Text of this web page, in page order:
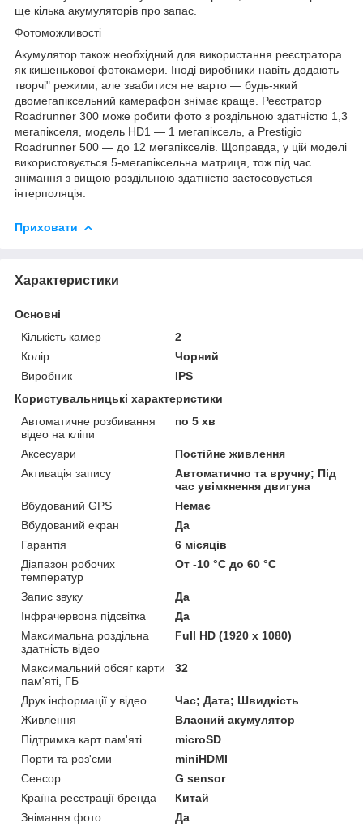
ще кілька акумуляторів про запас.
Фотоможливості
Акумулятор також необхідний для використання реєстратора
як кишенькової фотокамери. Іноді виробники навіть додають
творчі" режими, але звабитися не варто — будь-який
двомегапіксельний камерафон знімає краще. Реєстратор
Roadrunner 300 може робити фото з роздільною здатністю 1,3
мегапікселя, модель HD1 — 1 мегапіксель, а Prestigio
Roadrunner 500 — до 12 мегапікселів. Щоправда, у цій моделі
використовується 5-мегапіксельна матриця, тож під час
знімання з вищою роздільною здатністю застосовується
інтерполяція.
Приховати
Характеристики
Основні
Кількість камер
2
Колір
Чорний
Виробник
IPS
Користувальницькі характеристики
Автоматичне розбивання
відео на кліпи
по 5 хв
Аксесуари
Постійне живлення
Активація запису
Автоматично та вручну; Під
час увімкнення двигуна
Вбудований GPS
Немає
Вбудований екран
Да
Гарантія
6 місяців
Діапазон робочих
температур
От -10 °С до 60 °С
Запис звуку
Да
Інфрачервона підсвітка
Да
Максимальна роздільна
здатність відео
Full HD (1920 x 1080)
Максимальний обсяг карти
пам'яті, ГБ
32
Друк інформації у відео
Час; Дата; Швидкість
Живлення
Власний акумулятор
Підтримка карт пам'яті
microSD
Порти та роз'єми
miniHDMI
Сенсор
G sensor
Країна реєстрації бренда
Китай
Знімання фото
Да